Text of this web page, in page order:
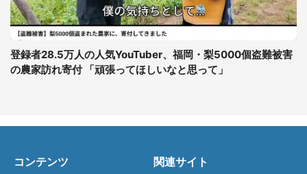
登録者28.5万人の人気YouTuber、福岡・梨5000個盗難被害
の農家訪れ寄付 「頑張ってほしいなと思って」
コンテンツ 関連サイト